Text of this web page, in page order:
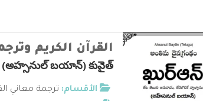
القرآن الكريم
(అహ్సనుల్ బయాన్) కువైత్
الأقسام: ترجمة معاني